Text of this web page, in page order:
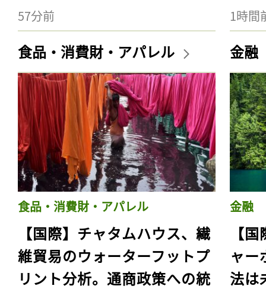
57分前 1時間
食品・消費財・アパレル
食品・消費財・アパレル
【国際】チャタムハウス、繊
維貿易のウォーターフットプ
リント分析。通商政策への統
金融
金融
【
ャー
法は